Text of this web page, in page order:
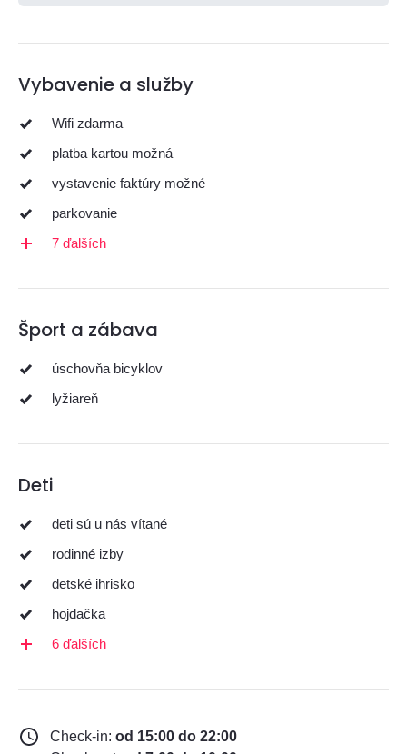
Vybavenie a služby
Wifi zdarma
platba kartou možná
vystavenie faktúry možné
parkovanie
7 ďalších
Šport a zábava
úschovňa bicyklov
lyžiareň
Deti
deti sú u nás vítané
rodinné izby
detské ihrisko
hojdačka
6 ďalších
Check-in: od 15:00 do 22:00